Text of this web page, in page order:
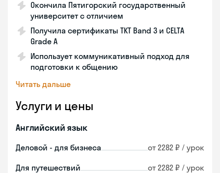
Окончила Пятигорский государственный
университет с отличием
Получила сертификаты TKT Band 3 и CELTA
Grade A
Использует коммуникативный подход для
подготовки к общению
Читать дальше
Услуги и цены
Английский язык
Деловой - для бизнеса от 2282 ₽ / урок
Для путешествий от 2282 ₽ / урок